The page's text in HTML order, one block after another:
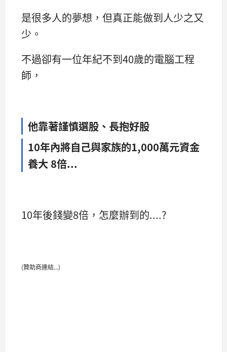
是很多人的夢想，但真正能做到人少之又
少。
不過卻有一位年紀不到40歲的電腦工程
師，
他靠著謹慎選股、長抱好股
10年內將自己與家族的1,000萬元資金
養大 8倍...
10年後錢變8倍，怎麼辦到的....?
(贊助商連結...)